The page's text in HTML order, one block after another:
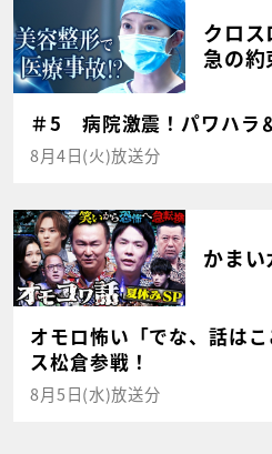
クロ
急の約
＃5 病院激震！パワハラ
8月4日(火)放送分
かまい
オモロ怖い「でな、話は
ス松倉参戦！
8月5日(水)放送分